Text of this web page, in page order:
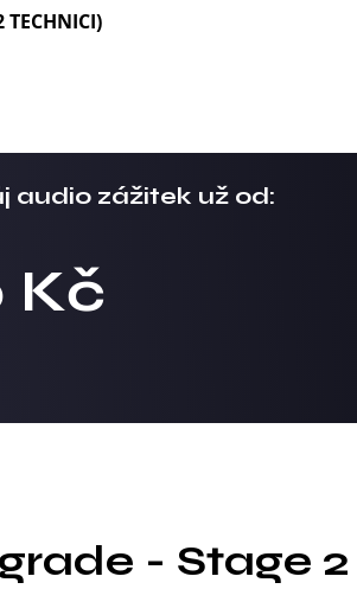
audio zážitek už od:
Kč
- Stage 2